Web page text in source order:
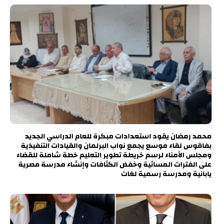
محمد رمضان يقود استعدادات مبكرة للعام الدراسي الجديد
بفاقوس لقاء موسع يجمع نواب البرلمان والقيادات التنفيذية
ومجلس الأمناء لرسم خريطة تطوير التعليم خطة شاملة للقضاء
على الفترات المسائية وخفض الكثافات وإنشاء مدرسة مصرية
يابانية ومدرسة رسمية لغات